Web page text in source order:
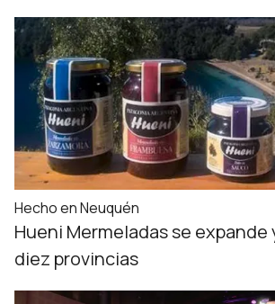
Hecho en Neuquén
Hueni Mermeladas se expande
diez provincias